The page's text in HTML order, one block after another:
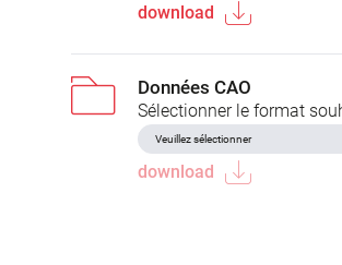
download
Données CAO
Sélectionner le format
download